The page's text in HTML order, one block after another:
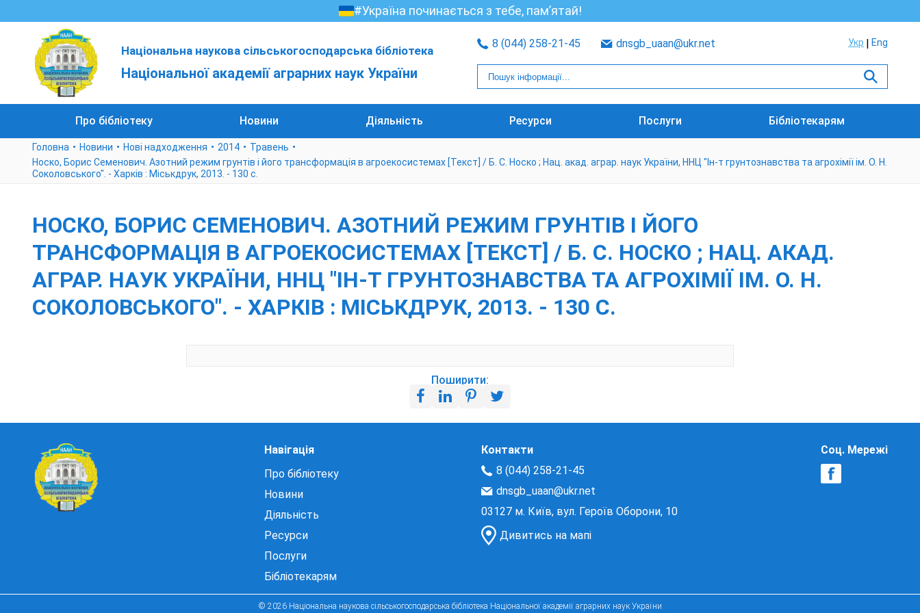
#Україна починається з тебе, пам’ятай!
Національна наукова сільськогосподарська бібліотека
Національної академії аграрних наук України
8 (044) 258-21-45 dnsgb_uaan@ukr.net Укр Eng
Про бібліотеку Новини Діяльність Ресурси Послуги Бібліотекарям
Головна Новини Нові надходження 2014
Травень
Носко, Борис Семенович. Азотний режим грунтів і його трансформація в агроекосистемах [Текст] / Б. С. Носко ; Нац. акад. аграр. наук України, ННЦ "Ін-т грунтознавства та агрохімії ім. О. Н.
Соколовського". - Харків : Міськдрук, 2013. - 130 с.
НОСКО, БОРИС СЕМЕНОВИЧ. АЗОТНИЙ РЕЖИМ ГРУНТІВ І ЙОГО
ТРАНСФОРМАЦІЯ В АГРОЕКОСИСТЕМАХ [ТЕКСТ] / Б. С. НОСКО ; НАЦ. АКАД.
АГРАР. НАУК УКРАЇНИ, ННЦ "ІН-Т ГРУНТОЗНАВСТВА ТА АГРОХІМІЇ ІМ. О. Н.
СОКОЛОВСЬКОГО". - ХАРКІВ : МІСЬКДРУК, 2013. - 130 С.
Поширити:
Навігація
Про бібліотеку
Новини
Діяльність
Ресурси
Послуги
Бібліотекарям
Контакти
8 (044) 258-21-45
dnsgb_uaan@ukr.net
03127 м. Київ, вул. Героїв Оборони, 10
Дивитись на мапі
Соц. Мережі
© 2026 Національна наукова сільськогосподарська бібліотека Національної академії аграрних наук України